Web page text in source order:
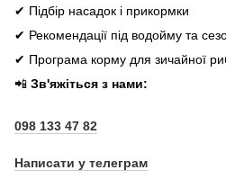
✔ Підбір насадок і прикормки
✔ Рекомендації під водойму та
✔ Програма корму для зичайної
📲 Зв'яжіться з нами:
098 133 47 82
Написати у телеграм